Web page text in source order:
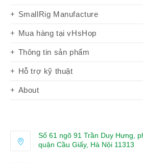
SmallRig Manufacture
Mua hàng tại vHsHop
Thông tin sản phẩm
Hỗ trợ kỹ thuật
About
Số 61 ngõ 91 Trần Duy Hưng,
quận Cầu Giấy, Hà Nội 11313